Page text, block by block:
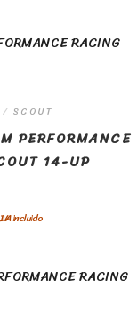
/ SCOUT
PERFORMANCE
14-UP
IVA incluido